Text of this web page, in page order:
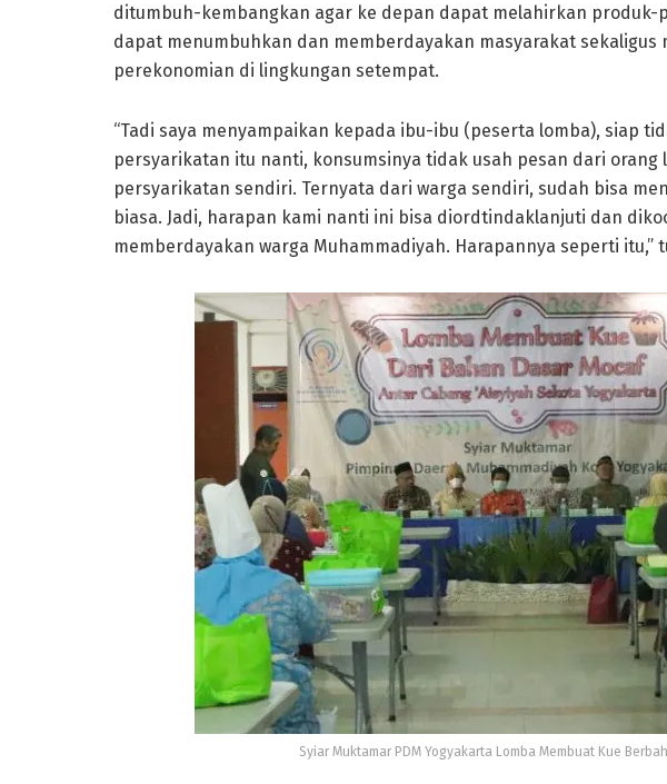
ditumbuh-kembangkan agar ke depan dapat melahirkan produk-
dapat menumbuhkan dan memberdayakan masyarakat
perekonomian di lingkungan setempat.
“Tadi saya menyampaikan kepada ibu-ibu (peserta lomba), siap
persyarikatan itu nanti, konsumsinya tidak usah pesan dari orang
persyarikatan sendiri. Ternyata dari warga sendiri, sudah bisa
biasa. Jadi, harapan kami nanti ini bisa diordtindaklanjuti dan
memberdayakan warga Muhammadiyah. Harapannya seperti itu,”
Syiar Muktamar PDM Yogyakarta Lomba Membuat Kue